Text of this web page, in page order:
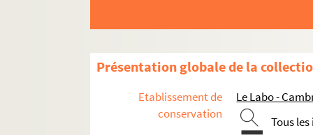
Présentation globale de la
Etablissement de
conservation
Le Labo -
Tous
B9/1 (1 à 4). Pièces concernant la
B9/2. Pièces concernant l'édition de